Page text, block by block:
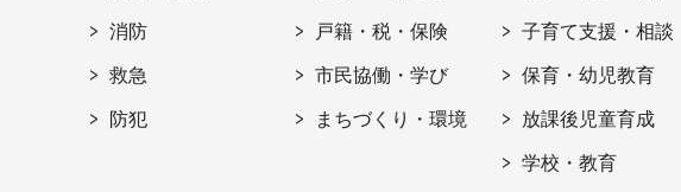
消防
救急
防犯
戸籍・税・保険
市民協働・学び
まちづくり・環境
子育て支援・相談
保育・幼児教育
放課後児童育成
学校・教育